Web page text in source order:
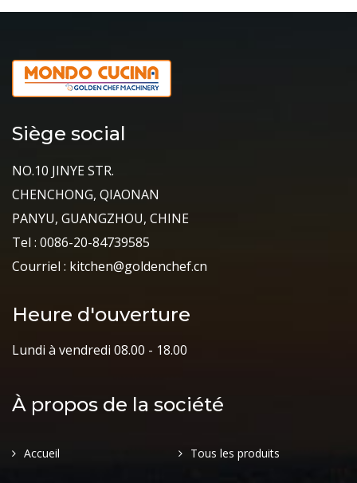
Siège social
NO.10 JINYE STR.
CHENCHONG, QIAONAN
PANYU, GUANGZHOU, CHINE
Tel : 0086-20-84739585
Courriel : kitchen@goldenchef.cn
Heure d'ouverture
Lundi à vendredi 08.00 - 18.00
À propos de la société
Accueil Tous les produits